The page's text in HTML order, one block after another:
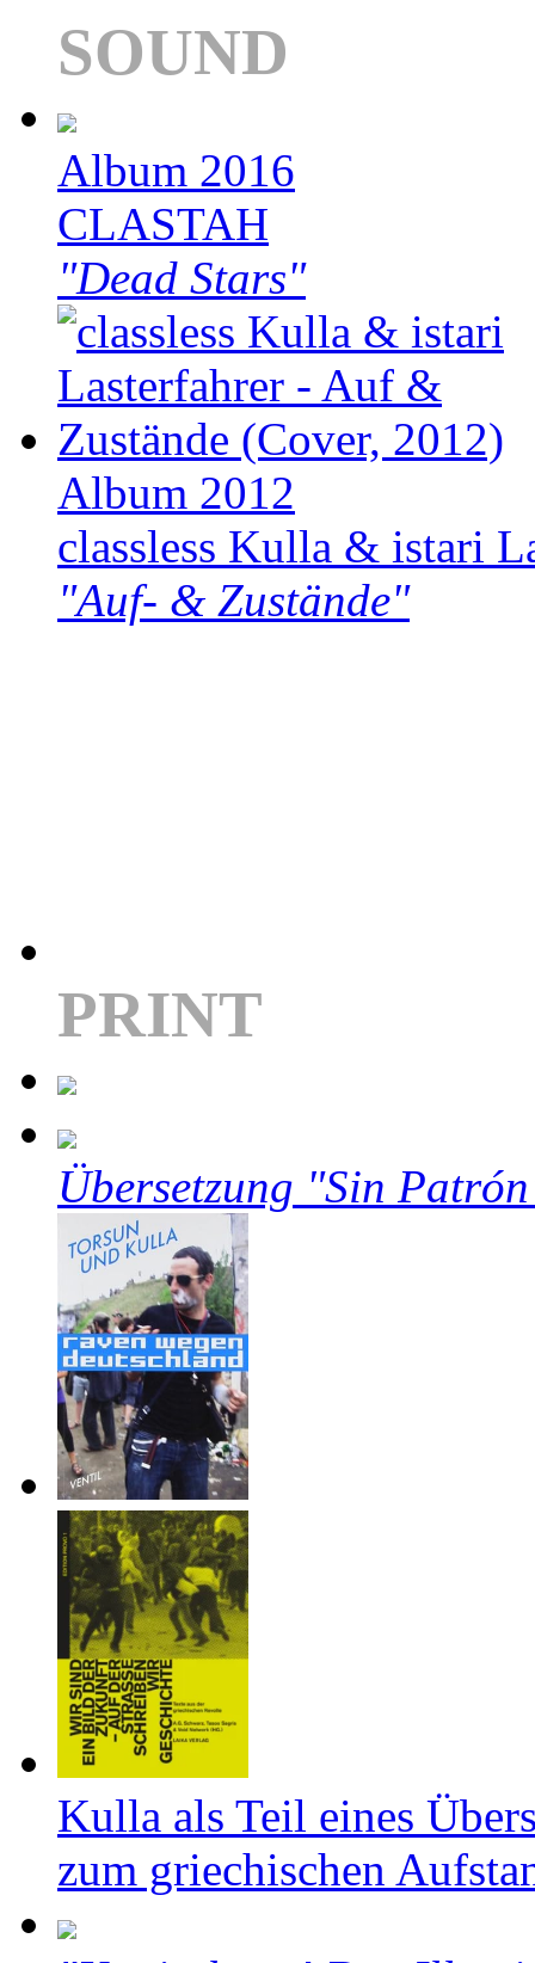
SOUND
Album 2016
CLASTAH
"Dead Stars"
Album 2012
classless Kulla & istari
"Auf- & Zustände"
PRINT
Übersetzung "Sin
Kulla als Teil eines
zum griechischen